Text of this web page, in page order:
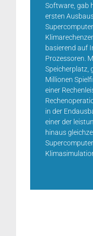
Software, gab
ersten
basierend auf
Prozessoren.
Speicherplatz,
Millionen
einer
in der
einer der
hinaus